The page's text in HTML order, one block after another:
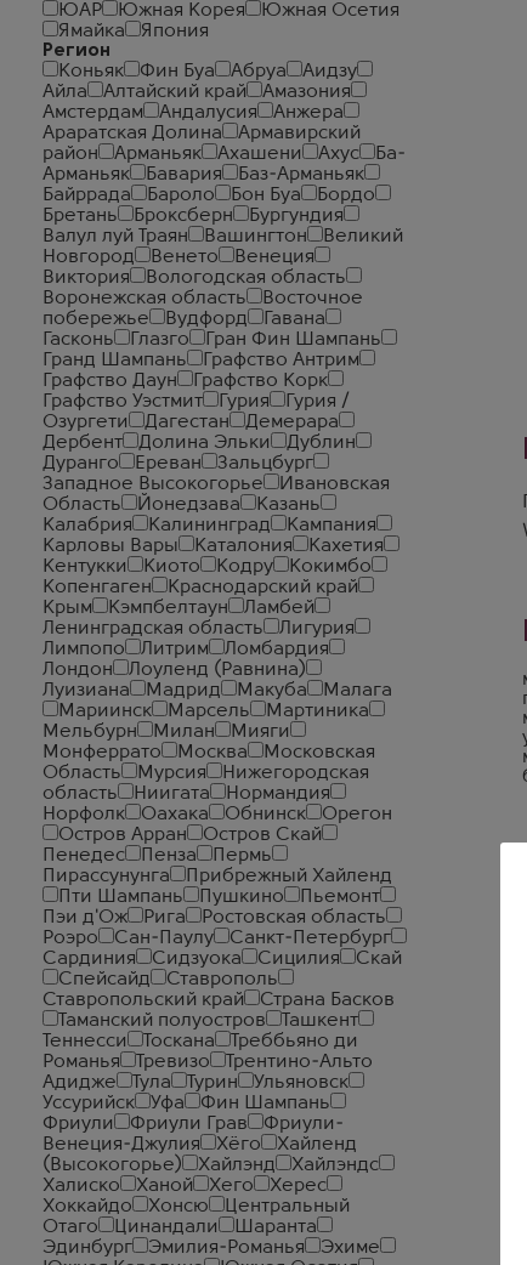
ЮАР
Южная Корея
Южная Осетия
Ямайка
Япония
Регион
Коньяк
Фин Буа Абруа
Аидзу
Айла
Алтайский край
Амазония
Амстердам
Андалусия
Анжера
Араратская Долина
Армавирский
район
Арманьяк Ахашени Ахус
Ба-
Арманьяк
Бавария
Баз-Арманьяк
Байррада
Бароло Бон Буа
Бордо
Бретань
Броксберн
Бургундия
Валул луй Траян
Вашингтон
Великий
Новгород
Венето
Венеция
Виктория
Вологодская область
Воронежская область
Восточное
побережье
Вудфорд
Гавана
Гасконь
Глазго
Гран Фин Шампань
Гранд Шампань
Графство Антрим
Графство Даун
Графство Корк
Графство Уэстмит
Гурия
Гурия /
Озургети
Дагестан
Демерара
Дербент
Долина Эльки
Дублин
Дуранго
Ереван
Зальцбург
Западное Высокогорье
Ивановская
Область
Йонедзава
Казань
Калабрия
Калининград
Кампания
Карловы Вары
Каталония
Кахетия
Кентукки
Киото Кодру
Кокимбо
Копенгаген
Краснодарский край
Крым
Кэмпбелтаун
Ламбей
Ленинградская область
Лигурия
Лимпопо
Литрим
Ломбардия
Лондон
Лоуленд (Равнина)
Луизиана
Мадрид Макуба
Малага
Мариинск
Марсель
Мартиника
Мельбурн
Милан
Мияги
Монферрато
Москва
Московская
Область
Мурсия
Нижегородская
область
Ниигата
Нормандия
Норфолк
Оахака Обнинск
Орегон
Остров Арран
Остров Скай
Пенедес
Пенза
Пермь
Пирассунунга
Прибрежный Хайленд
Пти Шампань
Пушкино
Пьемонт
Пэи д'Ож
Рига
Ростовская область
Роэро
Сан-Паулу
Санкт-Петербург
Сардиния
Сидзуока Сицилия
Скай
Спейсайд
Ставрополь
Ставропольский край
Страна Басков
Таманский полуостров
Ташкент
Теннесси
Тоскана
Треббьяно ди
Романья
Тревизо
Трентино-Альто
Адидже
Тула Турин
Ульяновск
Уссурийск
Уфа
Фин Шампань
Фриули
Фриули Грав
Фриули-
Венеция-Джулия
Хёго
Хайленд
(Высокогорье)
Хайлэнд
Хайлэндс
Халиско
Ханой Хего
Херес
Хоккайдо
Хонсю
Центральный
Отаго
Цинандали
Шаранта
Эдинбург
Эмилия-Романья
Эхиме